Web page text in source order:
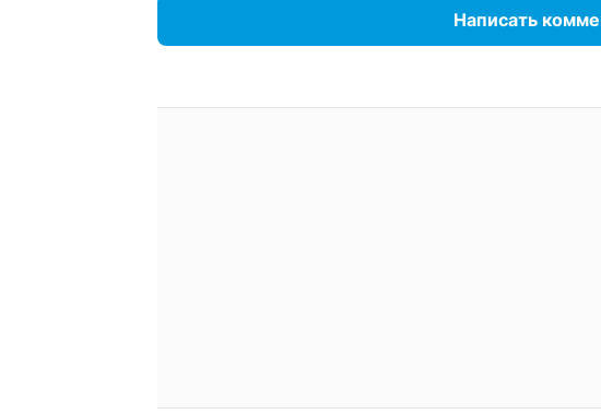
Написать